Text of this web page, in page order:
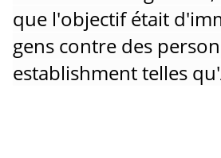
que l'objectif était
gens contre des
establishment telles